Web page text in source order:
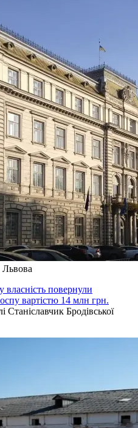
Львова
повернули
вартістю 14 млн грн.
Станіславчик Бродівської